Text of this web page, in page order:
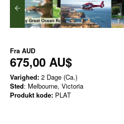
Fra AUD
675,00 AU$
Varighed: 2 Dage (Ca.)
Sted: Melbourne, Victoria
Produkt kode: PLAT